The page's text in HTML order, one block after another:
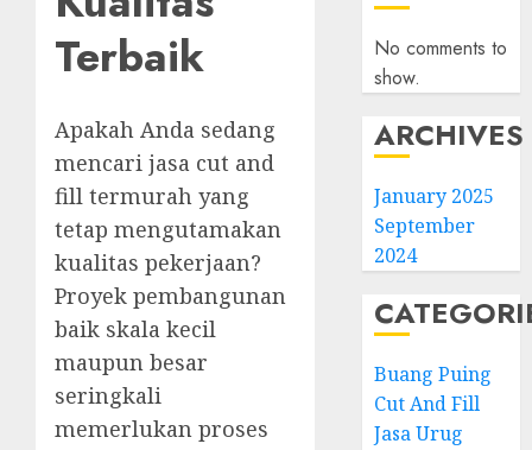
Terbaik
Apakah Anda sedang
mencari jasa cut and
fill termurah yang
tetap mengutamakan
kualitas pekerjaan?
Proyek pembangunan
baik skala kecil
maupun besar
seringkali
memerlukan proses
No comments to
show.
ARCHIVES
January 2025
September
2024
Buang Puing
Cut And Fill
Jasa Urug